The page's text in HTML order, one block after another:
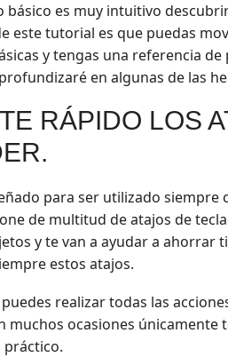
básico es muy intuitivo
este tutorial es que puedas
y tengas una referencia
en algunas de las
RÁPIDO LOS
para ser utilizado siempre
de multitud de atajos de
y te van a ayudar a ahorrar
estos atajos.
realizar todas las
muchos ocasiones únicamente
práctico.